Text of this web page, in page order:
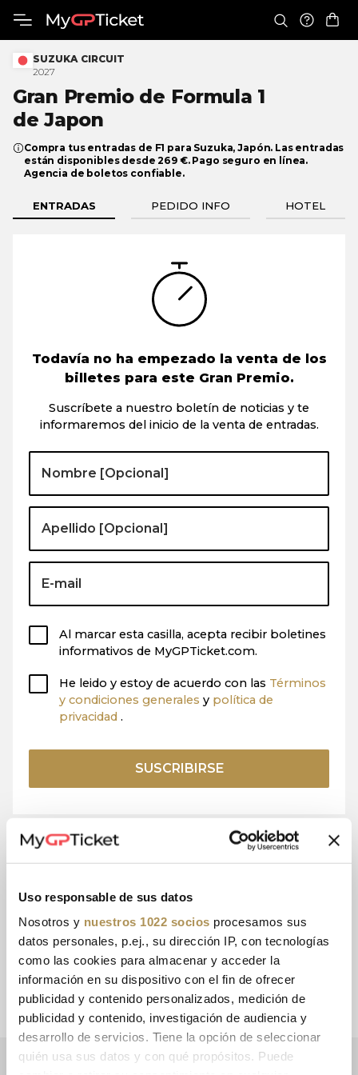
Uso responsable de sus datos
Nosotros y nuestros 1022 socios procesamos sus
datos personales, p.ej., su dirección IP, con tecnologías
como las cookies para almacenar y acceder la
información en su dispositivo con el fin de ofrecer
publicidad y contenido personalizados, medición de
publicidad y contenido, investigación de audiencia y
desarrollo de servicios. Tiene la opción de seleccionar
quién usa sus datos y con qué propósitos. Puede
SUZUKA CIRCUIT
2027
Gran Premio de Formula 1
de Japon
Compra tus entradas de F1 para Suzuka, Japón. Las entradas
están disponibles desde 269 €. Pago seguro en línea.
Agencia de boletos confiable.
ENTRADAS PEDIDO INFO HOTEL
Todavía no ha empezado la venta de los
billetes para este Gran Premio.
Suscríbete a nuestro boletín de noticias y te
informaremos del inicio de la venta de entradas.
Al marcar esta casilla, acepta recibir boletines
informativos de MyGPTicket.com.
He leido y estoy de acuerdo con las Términos
y condiciones generales y política de
privacidad .
SUSCRIBIRSE
15+ AÑOS DE
AL CLIENTE
ELECTRÓNICOS